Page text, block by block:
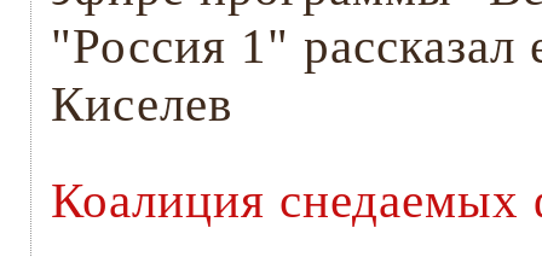
"Россия 1"
Киселев
Коалиция снедаемых